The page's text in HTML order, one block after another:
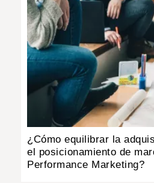
¿Cómo equilibrar la
el posicionamiento de
Performance Marketing?